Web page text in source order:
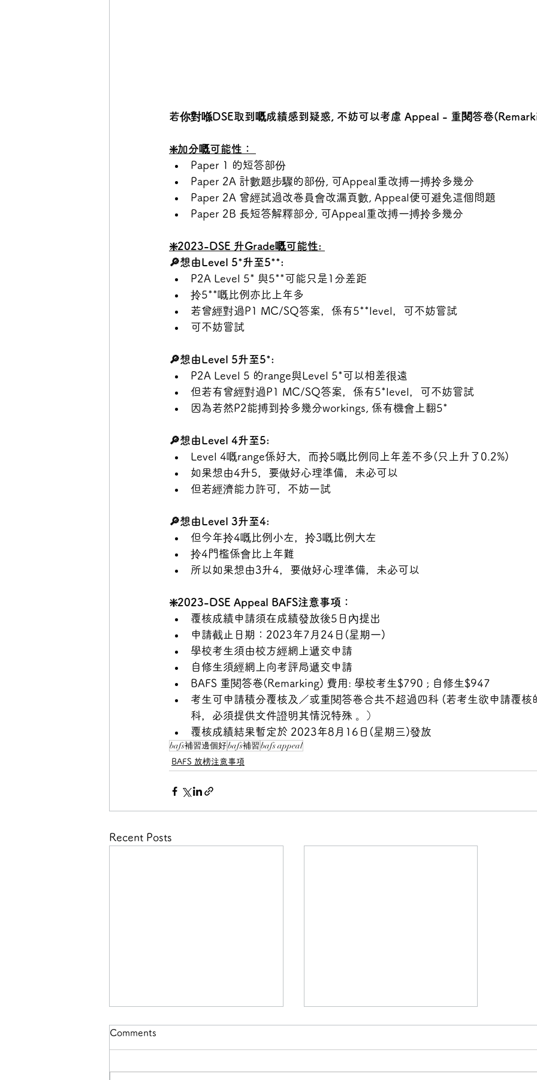
若你對喺DSE取到嘅成績感到疑惑, 不妨可以考慮 Appeal - 重閱答卷
❇️加分嘅可能性：
Paper 1 的短答部份
Paper 2A 計數題步驟的部份, 可Appeal重改搏一搏拎多幾分
Paper 2A 曾經試過改卷員會改漏頁數, Appeal便可避免這個問題
Paper 2B 長短答解釋部分, 可Appeal重改搏一搏拎多幾分
❇️2023-DSE 升Grade嘅可能性:
🔎想由Level 5*升至5**:
P2A Level 5* 與5**可能只是1分差距
拎5**嘅比例亦比上年多
若曾經對過P1 MC/SQ答案，係有5**level，可不妨嘗試
可不妨嘗試
🔎想由Level 5升至5*:
P2A Level 5 的range與Level 5*可以相差很遠
但若有曾經對過P1 MC/SQ答案，係有5*level，可不妨嘗試
因為若然P2能搏到拎多幾分workings, 係有機會上翻5*
🔎想由Level 4升至5:
Level 4嘅range係好大，而拎5嘅比例同上年差不多(只上升了0.2%)
如果想由4升5，要做好心理準備，未必可以
但若經濟能力許可，不妨一試
🔎想由Level 3升至4:
但今年拎4嘅比例小左，拎3嘅比例大左
拎4門檻係會比上年難
所以如果想由3升4，要做好心理準備，未必可以
❇️2023-DSE Appeal BAFS注意事項：
覆核成績申請須在成績發放後5日內提出
申請截止日期：2023年7月24日(星期一)
學校考生須由校方經網上遞交申請
自修生須經網上向考評局遞交申請
BAFS 重閱答卷(Remarking) 費用: 學校考生$790 ; 自修生$947
考生可申請積分覆核及／或重閱答卷合共不超過四科 (若考生欲申請覆核
科，必須提供文件證明其情況特殊 。）
覆核成績結果暫定於 2023年8月16日(星期三)發放
bafs補習邊個好bafs補習bafs appeal
BAFS 放榜注意事項
Recent Posts
Comments